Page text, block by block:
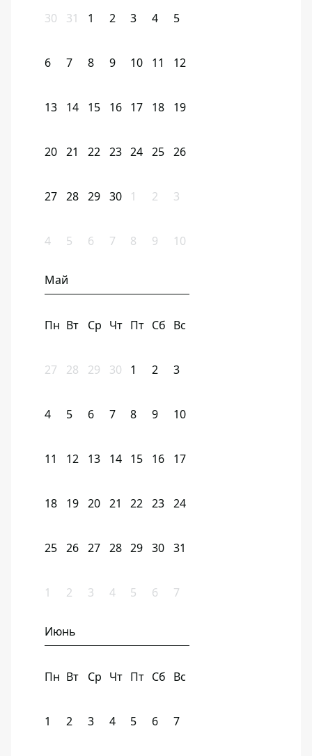
30 31 1 2 3 4 5
6 7 8 9 10 11 12
13 14 15 16 17 18 19
20 21 22 23 24 25 26
27 28 29 30 1 2 3
4 5 6 7 8 9 10
Май
Пн Вт Ср Чт Пт Сб Вс
27 28 29 30 1 2 3
4 5 6 7 8 9 10
11 12 13 14 15 16 17
18 19 20 21 22 23 24
25 26 27 28 29 30 31
1 2 3 4 5 6 7
Июнь
Пн Вт Ср Чт Пт Сб Вс
1 2 3 4 5 6 7